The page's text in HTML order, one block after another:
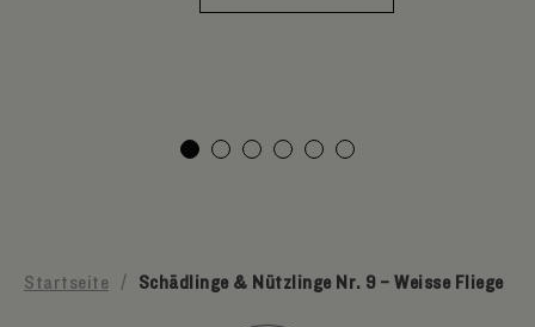
Startseite / Schädlinge & Nützlinge Nr. 9 – Weisse Fliege